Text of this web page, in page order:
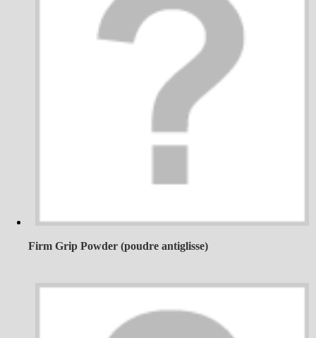
Firm Grip Powder (poudre antiglisse)